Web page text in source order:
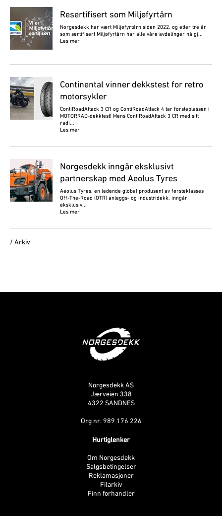
Resertifisert som Miljøfyrtårn
Norgesdekk har vært Miljøfyrtårn siden 2022, og etter tre år
som sertifisert Miljøfyrtårn har alle våre avdelinger nå gj...
Les mer
Continental vinner dekkstest for retro
motorsykler
ContiRoadAttack 3 CR og ContiRoadAttack 4 tar førsteplassen i
MOTORRAD-dekktest! Mens ContiRoadAttack 3 CR med sitt
radi...
Les mer
Norgesdekk inngår eksklusivt
partnerskap med Aeolus Tyres
Aeolus Tyres, en ledende global produsent av førsteklasses
Off-The-Road (OTR) anleggs- og industridekk, inngår
eksklusiv...
Les mer
/ Arkiv
Norgesdekk AS
Jærveien 338
4322 SANDNES
Org nr. 989 176 226
Hurtiglenker
Om Norgesdekk
Salgsbetingelser
Reklamasjoner
Filarkiv
Finn forhandler